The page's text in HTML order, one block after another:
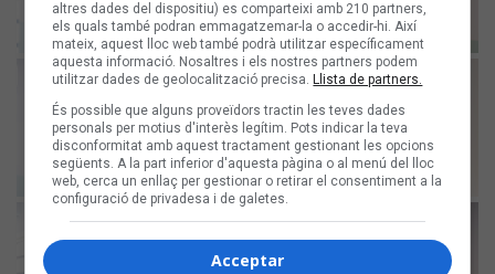
altres dades del dispositiu) es comparteixi amb 210 partners,
els quals també podran emmagatzemar-la o accedir-hi. Així
mateix, aquest lloc web també podrà utilitzar específicament
aquesta informació. Nosaltres i els nostres partners podem
utilitzar dades de geolocalització precisa. Llista de partners.
És possible que alguns proveïdors tractin les teves dades
personals per motius d'interès legítim. Pots indicar la teva
disconformitat amb aquest tractament gestionant les opcions
següents. A la part inferior d'aquesta pàgina o al menú del lloc
web, cerca un enllaç per gestionar o retirar el consentiment a la
configuració de privadesa i de galetes.
Acceptar